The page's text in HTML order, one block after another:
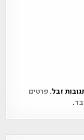
פרטים
.